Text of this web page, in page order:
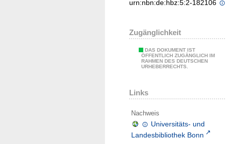
urn:nbn:de:hbz:5:2-182106
Zugänglichkeit
DAS DOKUMENT IST
ÖFFENTLICH ZUGÄNGLICH IM
RAHMEN DES DEUTSCHEN
URHEBERRECHTS.
Links
Nachweis
Universitäts- und
Landesbibliothek Bonn